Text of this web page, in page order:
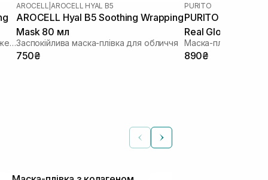
Маска-плівка з колагеном для зволоження та ліфтингу
AROCELL AROCELL HYAL B5
AROCELL Hyal B5 Soothing Wrapping
Mask 80 мл
Заспокійлива маска-плівка для обличчя
750₴
PURITO
PURITO Seoul
Real Glow Mask
Маска-плівка для
890₴